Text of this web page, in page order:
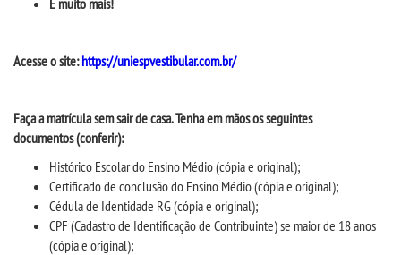
LICENCIATURAS
VESTIBULAR
INSCREVA-SE
E muito mais!
Acesseo site:https://uniespvestibular.com.br/
Faça a matrícula sem sair de casa. Tenha em mãos os seguintes
documentos(conferir):
Histórico Escolar do Ensino Médio (cópia e original);
Certificado de conclusão do Ensino Médio (cópia e original);
Cédula de Identidade RG (cópia e original);
CPF (Cadastro de Identificação de Contribuinte) se maior de 18 anos
(cópia e original);